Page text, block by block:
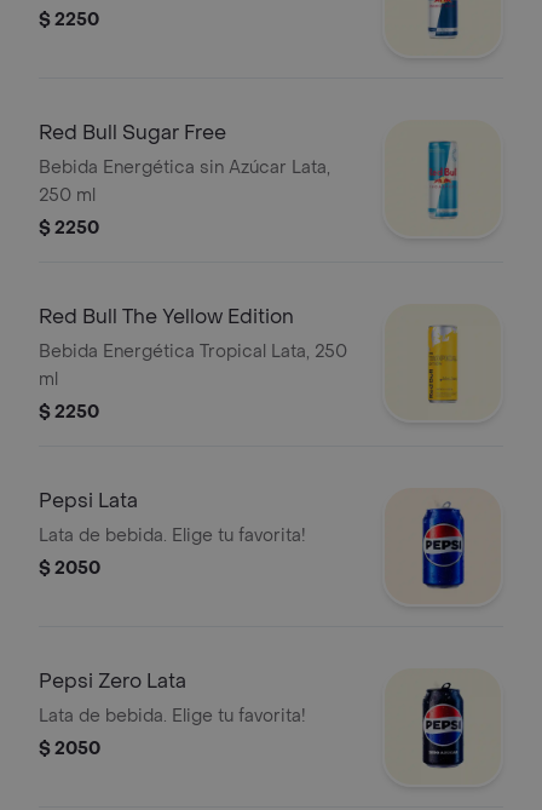
$ 2250
Red Bull Sugar Free
Bebida Energética sin Azúcar Lata,
250 ml
$ 2250
Red Bull The Yellow Edition
Bebida Energética Tropical Lata, 250
ml
$ 2250
Pepsi Lata
Lata de bebida. Elige tu favorita!
$ 2050
Pepsi Zero Lata
Lata de bebida. Elige tu favorita!
$ 2050